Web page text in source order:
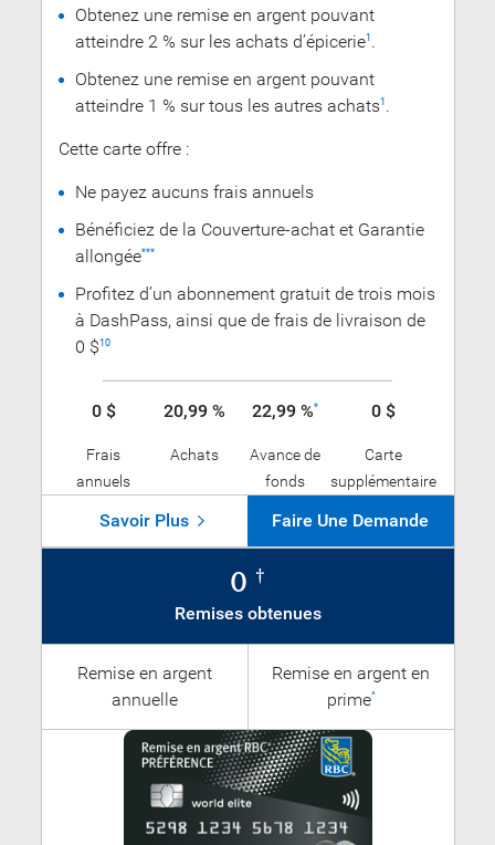
Obtenez une remise en argent pouvant
atteindre 2 % sur les achats d’épicerie1 .
Obtenez une remise en argent pouvant
atteindre 1 % sur tous les autres achats1 .
Cette carte offre :
Ne payez aucuns frais annuels
Bénéficiez de la Couverture-achat et Garantie
allongée***
Profitez d’un abonnement gratuit de trois mois
à DashPass, ainsi que de frais de livraison de
0 $10
0 $
Frais
annuels
20,99 %
Achats
22,99 %*
Avance de
fonds
0 $
Carte
supplémentaire
Savoir Plus Faire Une Demande
0 †
Remises obtenues
Remise en argent
annuelle
Remise en argent en
prime^